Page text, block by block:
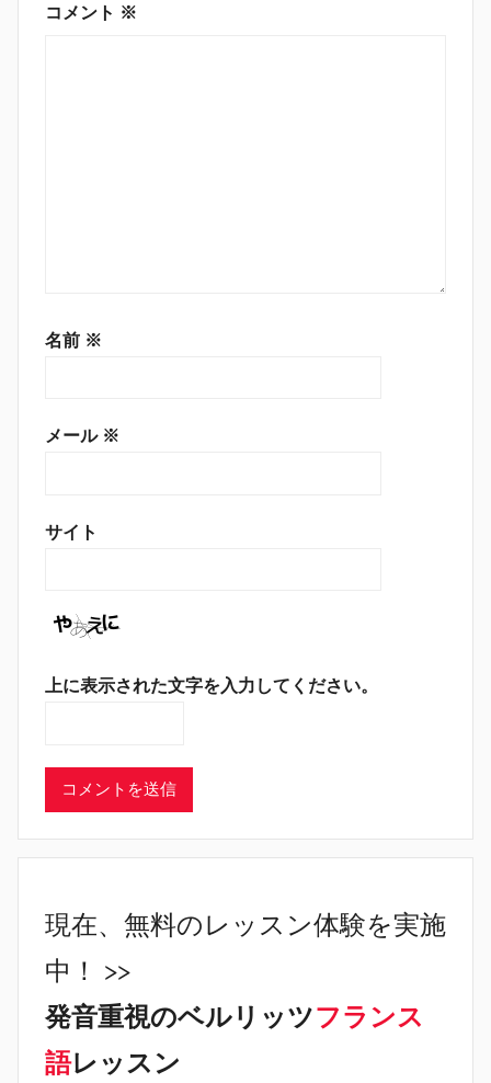
コメント ※
名前 ※
メール ※
サイト
上に表示された文字を入力してください。
現在、無料のレッスン体験を実施
中！ >>
発音重視のベルリッツフランス
語レッスン